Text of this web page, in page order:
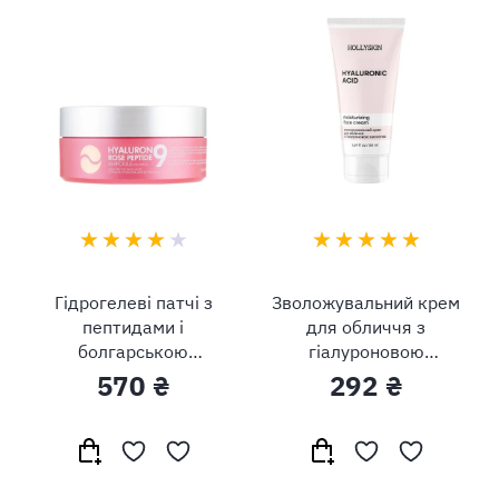
Гідрогелеві патчі з
пептидами і
болгарською
трояндою Medi-Peel
Hyaluron Rose Peptide
570 ₴
Зволожувальний крем
для обличчя з
гіалуроновою
кислотою Hollyskin
Hyaluronic Acid Face
292 ₴